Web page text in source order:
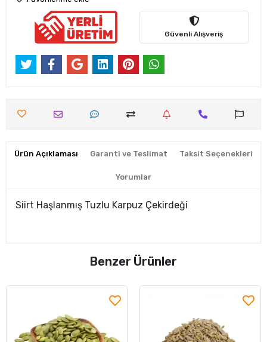
Güvenli Alışveriş
Ürün Açıklaması Garanti ve Teslimat Taksit Seçenekleri
Yorumlar
Siirt Haşlanmış Tuzlu Karpuz Çekirdeği
Benzer Ürünler